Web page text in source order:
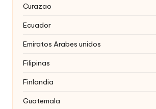
Curazao
Ecuador
Emiratos Arabes unidos
Filipinas
Finlandia
Guatemala